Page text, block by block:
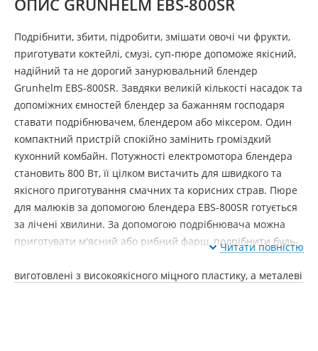
ОПИС GRUNHELM EBS-800SR
Подрібнити, збити, підробити, змішати овочі чи фрукти,
приготувати коктейлі, смузі, суп-пюре допоможе якісний,
надійний та не дорогий занурювальний блендер
Grunhelm EBS-800SR. Завдяки великій кількості насадок та
допоміжних ємностей блендер за бажанням господаря
ставати подрібнювачем, блендером або міксером. Один
компактний пристрій спокійно замінить громіздкий
кухонний комбайн. Потужності електромотора блендера
становить 800 Вт, її цілком вистачить для швидкого та
якісного приготування смачних та корисних страв. Пюре
для малюків за допомогою блендера EBS-800SR готується
за лічені хвилини. За допомогою подрібнювача можна
приготувати м'ясний або рибний фарш, подрібнити будь-
виготовлені з високоякісного міцного пластику, а металеві
Читати повністю